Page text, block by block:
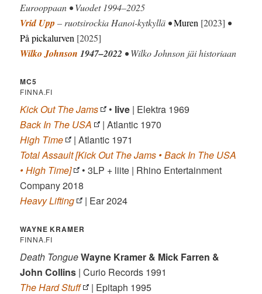
Eurooppaan • Vuodet 1994–2025
Vrid Upp – ruotsirockia Hanoi-kytkyllä •Muren [2023] •
På pickalurven [2025]
Wilko Johnson 1947–2022 • Wilko Johnson jäi historiaan
MC5
FINNA.FI
Kick Out The Jams • live | Elektra 1969
Back In The USA
| Atlantic 1970
High Time
| Atlantic 1971
Total Assault [Kick Out The Jams • Back In The USA
• High Time]
• 3LP + liite | Rhino Entertainment
Company 2018
Heavy Lifting
| Ear 2024
WAYNE KRAMER
FINNA.FI
Death TongueWayne Kramer & Mick Farren &
John Collins | Curio Records 1991
The Hard Stuff
| Epitaph 1995